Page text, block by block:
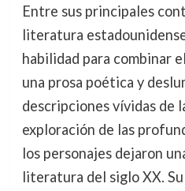
Entre sus principales
literatura
habilidad para combinar
una prosa poética y
descripciones vívidas de
exploración de las
los personajes dejaron
literatura del siglo XX.